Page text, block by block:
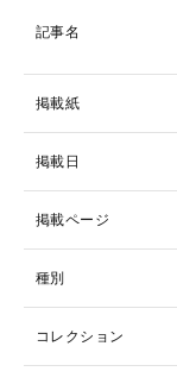
記事名
掲載紙
掲載日
掲載ページ
種別
コレクション